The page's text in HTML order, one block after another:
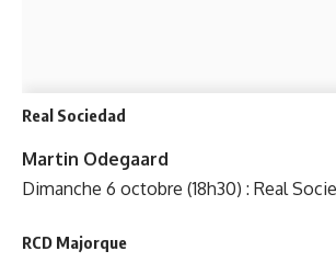
Real Sociedad
Martin Odegaard
Dimanche 6 octobre (18h30) : Real
RCD Majorque